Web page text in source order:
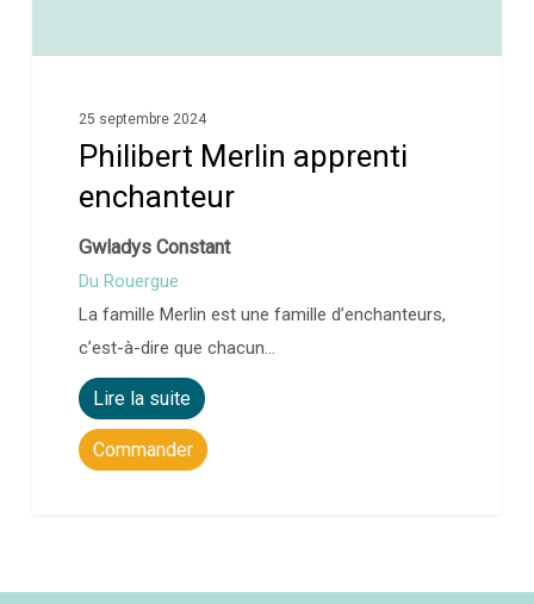
25 septembre 2024
Philibert Merlin apprenti
enchanteur
Gwladys Constant
Du Rouergue
La famille Merlin est une famille d’enchanteurs,
c’est-à-dire que chacun…
Lire la suite
Commander